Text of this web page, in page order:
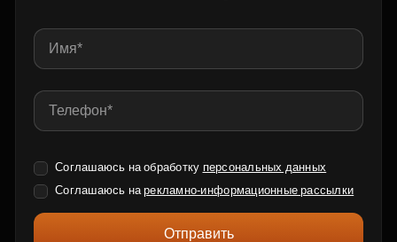
Соглашаюсь на обработку персональных данных
Соглашаюсь нарекламно-информационные рассылки
Отправить